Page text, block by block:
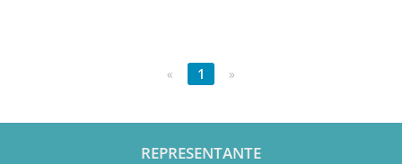
« 1 »
REPRESENTANTE